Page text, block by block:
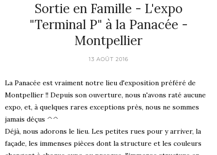
Sortie en Famille - L'expo
"Terminal P" à la Panacée -
Montpellier
13 AOÛT 2016
La Panacée est vraiment notre lieu d'exposition préféré de
Montpellier !! Depuis son ouverture, nous n'avons raté aucune
expo, et, à quelques rares exceptions près, nous ne sommes
jamais déçus ^^
Déjà, nous adorons le lieu. Les petites rues pour y arriver, la
façade, les immenses pièces dont la structure et les couleurs